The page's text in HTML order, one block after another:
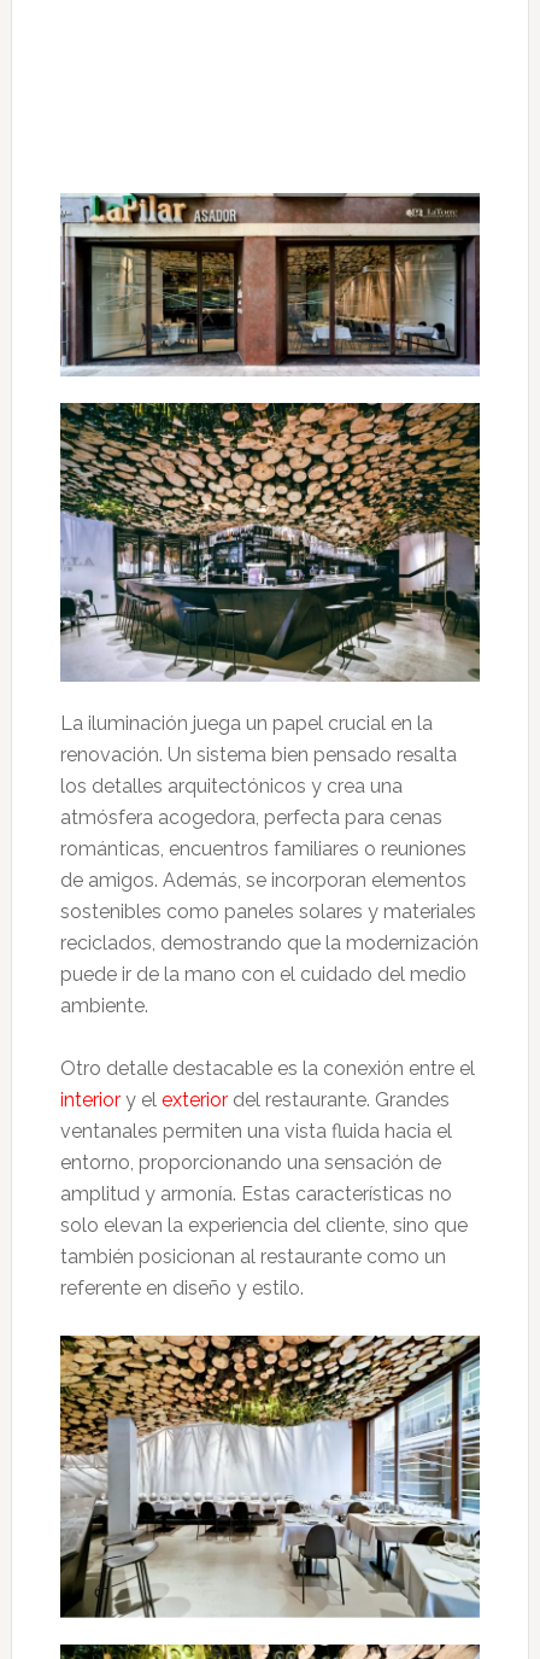
La iluminación juega un papel crucial en la
renovación. Un sistema bien pensado resalta
los detalles arquitectónicos y crea una
atmósfera acogedora, perfecta para cenas
románticas, encuentros familiares o reuniones
de amigos. Además, se incorporan elementos
sostenibles como paneles solares y materiales
reciclados, demostrando que la modernización
puede ir de la mano con el cuidado del medio
ambiente.
Otro detalle destacable es la conexión entre el
interiory el exteriordel restaurante. Grandes
ventanales permiten una vista fluida hacia el
entorno, proporcionando una sensación de
amplitud y armonía. Estas características no
solo elevan la experiencia del cliente, sino que
también posicionan al restaurante como un
referente en diseño y estilo.